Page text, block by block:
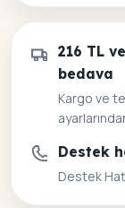
216 TL
bedava
Kargo ve
Destek
Destek